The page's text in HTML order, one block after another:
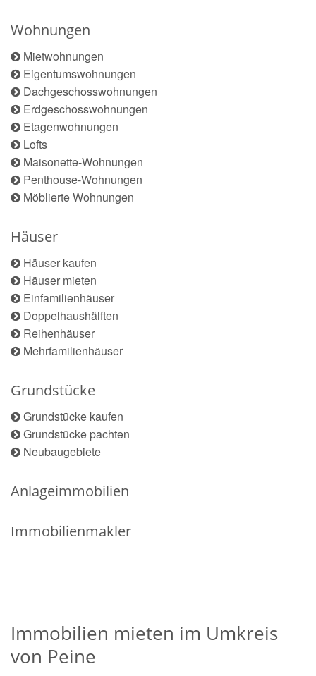
Wohnungen
Mietwohnungen
Eigentumswohnungen
Dachgeschosswohnungen
Erdgeschosswohnungen
Etagenwohnungen
Lofts
Maisonette-Wohnungen
Penthouse-Wohnungen
Möblierte Wohnungen
Häuser
Häuser kaufen
Häuser mieten
Einfamilienhäuser
Doppelhaushälften
Reihenhäuser
Mehrfamilienhäuser
Grundstücke
Grundstücke kaufen
Grundstücke pachten
Neubaugebiete
Anlageimmobilien
Immobilienmakler
Immobilien mieten im Umkreis
von Peine